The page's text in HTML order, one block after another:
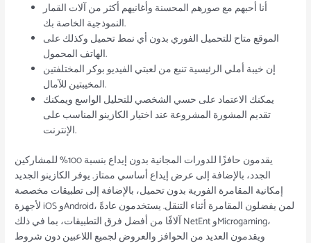
أنا أحبهم مع صورهم المحسنة وأغانيهم أكثر من آلات القمار
النموذجية الخاصة بك.
الموقع متاح للتحميل الفوري بدون أي نمط تحميل وكذلك على
الهاتف المحمول.
إن خيبة أملي الرئيسية تنبع من لعبتي الفيديو بوكر المختلفتين
المخيبتين للآمال.
يمكنك الاعتماد على حسي الشخصي للتحليل الواسع ويمكنك
تقديم المشورة المشروعة عند اختيار الكازينو المناسب على
الإنترنت.
يقدمون حافزًا للدورات المجانية بدون إيداع بنسبة 100% للمشاركين
الجدد، بالإضافة إلى عرض إيداع أساسي ممتاز. يوفر الكازينو الجديد
إمكانية المقامرة الفورية بدون تحميل، بالإضافة إلى تطبيقات مخصصة
لأجهزة iOS وAndroid، لمن يفضلون المقامرة أثناء التنقل. يستخدمون عادةً
آلافًا من أفضل فرق التطبيقات، بما في ذلك NetEnt وMicrogaming،
ويقدمون العديد من الحوافز والعروض لجميع اللاعبين دون شروط